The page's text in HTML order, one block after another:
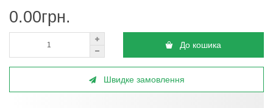
0.00грн.
До кошика
Швидке замовлення